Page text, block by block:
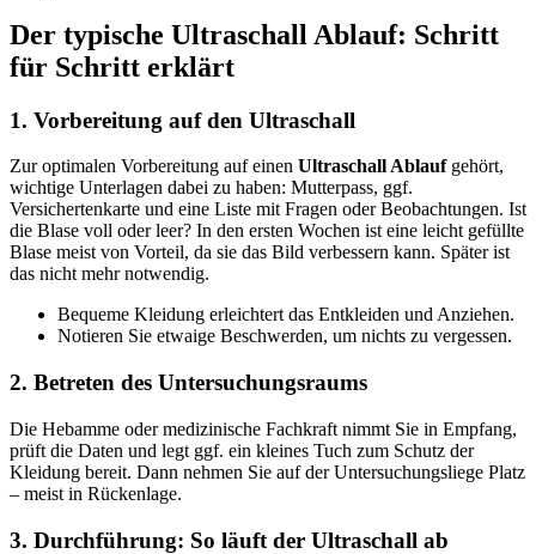
Der typische Ultraschall Ablauf: Schritt
für Schritt erklärt
1. Vorbereitung auf den Ultraschall
Zur optimalen Vorbereitung auf einen Ultraschall Ablaufgehört,
wichtige Unterlagen dabei zu haben: Mutterpass, ggf.
Versichertenkarte und eine Liste mit Fragen oder Beobachtungen. Ist
die Blase voll oder leer? In den ersten Wochen ist eine leicht gefüllte
Blase meist von Vorteil, da sie das Bild verbessern kann. Später ist
das nicht mehr notwendig.
Bequeme Kleidung erleichtert das Entkleiden und Anziehen.
Notieren Sie etwaige Beschwerden, um nichts zu vergessen.
2. Betreten des Untersuchungsraums
Die Hebamme oder medizinische Fachkraft nimmt Sie in Empfang,
prüft die Daten und legt ggf. ein kleines Tuch zum Schutz der
Kleidung bereit. Dann nehmen Sie auf der Untersuchungsliege Platz
– meist in Rückenlage.
3. Durchführung: So läuft der Ultraschall ab